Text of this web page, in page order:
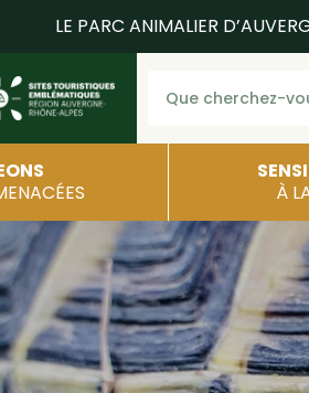
LE PARC ANIMALIER
À